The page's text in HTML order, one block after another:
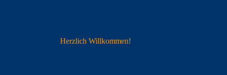
Herzlich Willkommen!